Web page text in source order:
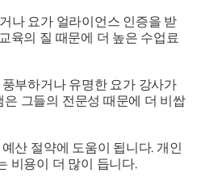
나 요가 얼라이언스 인증을 받
육의 질 때문에 더 높은 수업료
부하거나 유명한 요가 강사가
그들의 전문성 때문에 더 비쌉
산 절약에 도움이 됩니다. 개인
비용이 더 많이 듭니다.